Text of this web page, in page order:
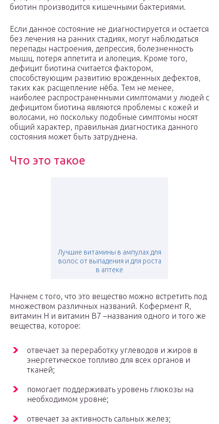
биотин производится кишечными бактериями.
Если данное состояние не диагностируется и остается
без лечения на ранних стадиях, могут наблюдаться
перепады настроения, депрессия, болезненность
мышц, потеря аппетита и алопеция. Кроме того,
дефицит биотина считается фактором,
способствующим развитию врожденных дефектов,
таких как расщепление нёба. Тем не менее,
наиболее распространенными симптомами у людей с
дефицитом биотина являются проблемы с кожей и
волосами, но поскольку подобные симптомы носят
общий характер, правильная диагностика данного
состояния может быть затруднена.
Что это такое
Лучшие витамины в ампулах для
волос от выпадения и для роста
в аптеке
Начнем с того, что это вещество можно встретить под
множеством различных названий. Кофермент R,
витамин H и витамин B7 –названия одного и того же
вещества, которое:
отвечает за переработку углеводов и жиров в
энергетическое топливо для всех органов и
тканей;
помогает поддерживать уровень глюкозы на
необходимом уровне;
отвечает за активность сальных желез;